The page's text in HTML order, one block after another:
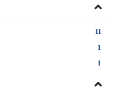
11
1
1